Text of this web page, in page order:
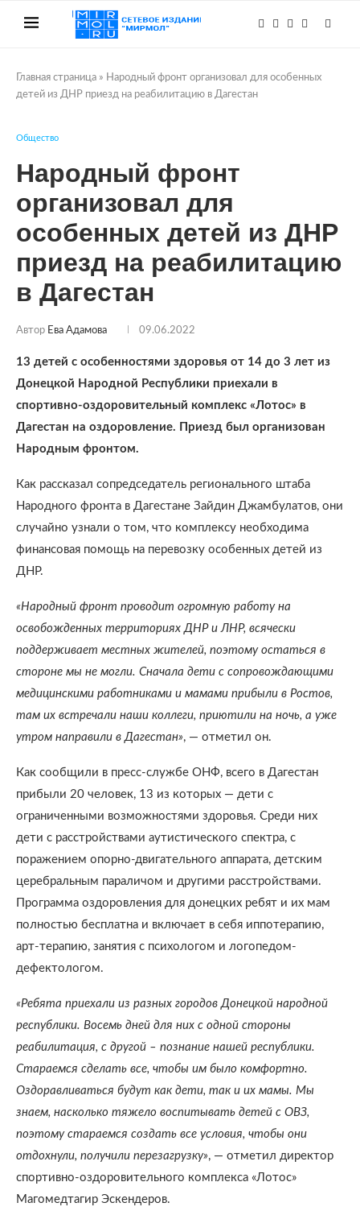
Главная страница » Народный фронт организовал для особенных
детей из ДНР приезд на реабилитацию в Дагестан
Общество
Народный фронт
организовал для
особенных детей из ДНР
приезд на реабилитацию
в Дагестан
Автор Ева Адамова 09.06.2022
13 детей с особенностями здоровья от 14 до 3 лет из
Донецкой Народной Республики приехали в
спортивно-оздоровительный комплекс «Лотос» в
Дагестан на оздоровление. Приезд был организован
Народным фронтом.
Как рассказал сопредседатель регионального штаба
Народного фронта в Дагестане Зайдин Джамбулатов, они
случайно узнали о том, что комплексу необходима
финансовая помощь на перевозку особенных детей из
ДНР.
«Народный фронт проводит огромную работу на
освобожденных территориях ДНР и ЛНР, всячески
поддерживает местных жителей, поэтому остаться в
стороне мы не могли. Сначала дети с сопровождающими
медицинскими работниками и мамами прибыли в Ростов,
там их встречали наши коллеги, приютили на ночь, а уже
утром направили в Дагестан», — отметил он.
Как сообщили в пресс-службе ОНФ, всего в Дагестан
прибыли 20 человек, 13 из которых — дети с
ограниченными возможностями здоровья. Среди них
дети с расстройствами аутистического спектра, с
поражением опорно-двигательного аппарата, детским
церебральным параличом и другими расстройствами.
Программа оздоровления для донецких ребят и их мам
полностью бесплатна и включает в себя иппотерапию,
арт-терапию, занятия с психологом и логопедом-
дефектологом.
«Ребята приехали из разных городов Донецкой народной
республики. Восемь дней для них с одной стороны
реабилитация, с другой – познание нашей республики.
Стараемся сделать все, чтобы им было комфортно.
Оздоравливаться будут как дети, так и их мамы. Мы
знаем, насколько тяжело воспитывать детей с ОВЗ,
поэтому стараемся создать все условия, чтобы они
отдохнули, получили перезагрузку», — отметил директор
спортивно-оздоровительного комплекса «Лотос»
Магомедтагир Эскендеров.